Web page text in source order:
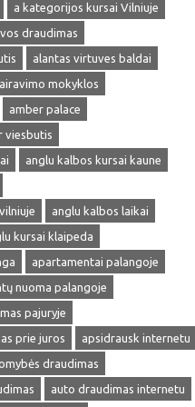
a kategorijos kursai Vilniuje
draudimas
alantas virtuves baldai
mokyklos
amber palace
viesbutis
anglu kalbos kursai kaune
anglu kalbos laikai
kursai klaipeda
apartamentai palangoje
nuoma palangoje
pajuryje
prie juros
apsidrausk internetu
draudimas
auto draudimas internetu